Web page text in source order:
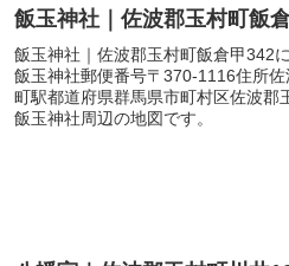
飯玉神社｜佐波郡玉村町飯
飯玉神社｜佐波郡玉村町飯倉甲342
飯玉神社郵便番号〒370-1116住所
町駅都道府県群馬県市町村区佐波郡
飯玉神社周辺の地図です。